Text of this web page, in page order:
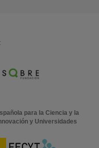
para la Ciencia y la
y Universidades